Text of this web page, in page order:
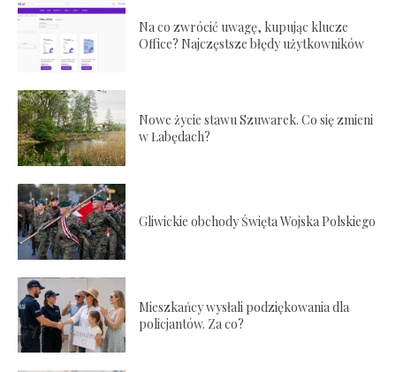
Na co zwrócić uwagę, kupując klucze
Office? Najczęstsze błędy użytkowników
Nowe życie stawu Szuwarek. Co się zmieni
w Łabędach?
Gliwickie obchody Święta Wojska Polskiego
Mieszkańcy wysłali podziękowania dla
policjantów. Za co?